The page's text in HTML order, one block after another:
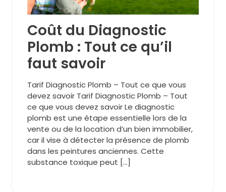
Coût du Diagnostic
Plomb : Tout ce qu’il
faut savoir
Tarif Diagnostic Plomb – Tout ce que vous
devez savoir Tarif Diagnostic Plomb – Tout
ce que vous devez savoir Le diagnostic
plomb est une étape essentielle lors de la
vente ou de la location d’un bien immobilier,
car il vise à détecter la présence de plomb
dans les peintures anciennes. Cette
substance toxique peut […]